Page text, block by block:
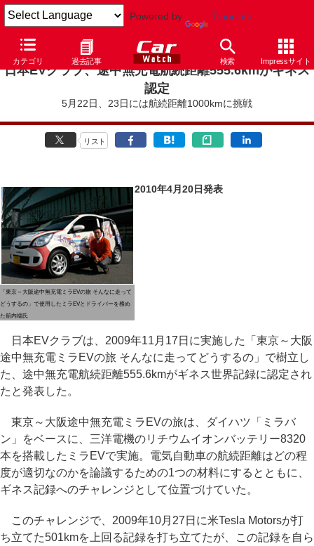
Powered by Translate
カテゴリ 過去記事 検索 Impressサイト
日本EVクラブ、途中無充電航続距離555.6kmがギネス
認定
5月22日、23日には航続距離1000kmに挑戦
リスト
「東京～大阪途中無充電ミラEVの旅 そんなに走って
どうするの」で使用したミラEVとドライバーを務め
た舘内端氏
2010年4月20日発表
日本EVクラブは、2009年11月17日に実施した「東京～大阪
途中無充電ミラEVの旅 そんなに走ってどうするの」で樹立し
た、途中無充電航続距離555.6kmがギネス世界記録に認定され
たと発表した。
東京～大阪途中無充電ミラEVの旅は、ダイハツ「ミラバ
ン」をベースに、三洋電機のリチウムイオンバッテリー8320
本を搭載したミラEVで実施。電気自動車の航続距離はどの程
度が適切なのかを論議するための1つの材料にするとともに、
ギネス記録へのチャレンジとして位置づけていた。
このチャレンジで、2009年10月27日に米Tesla Motorsが打
ち立てた501kmを上回る記録を打ち立てたが、この記録を自ら